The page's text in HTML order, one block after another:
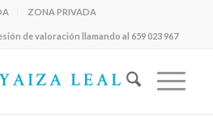
ZONA PRIVADA
de valoración llamando al 659 023 967